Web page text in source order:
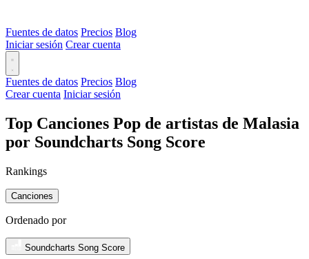
Fuentes de datos Precios Blog
Iniciar sesión Crear cuenta
Fuentes de datos Precios Blog
Crear cuenta Iniciar sesión
Top Canciones Pop de artistas de Malasia
por Soundcharts Song Score
Rankings
Canciones
Ordenado por
Soundcharts Song Score